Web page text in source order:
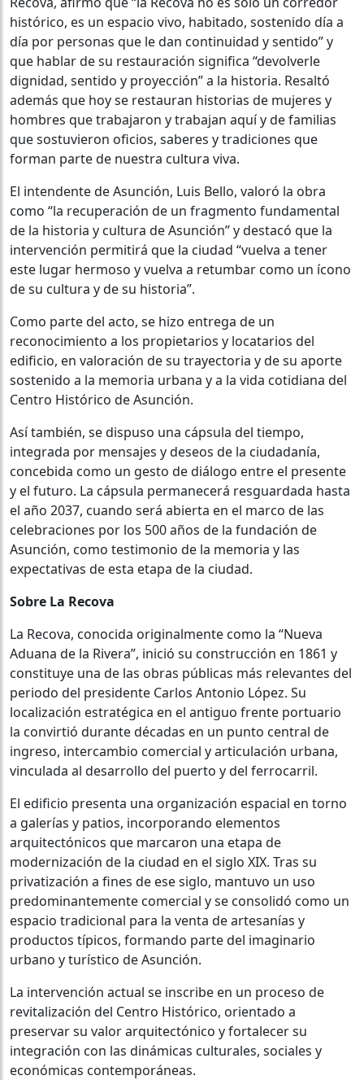
histórico, es un espacio vivo, habitado, sostenido día a
día por personas que le dan continuidad y sentido” y
que hablar de su restauración significa “devolverle
dignidad, sentido y proyección” a la historia. Resaltó
además que hoy se restauran historias de mujeres y
hombres que trabajaron y trabajan aquí y de familias
que sostuvieron oficios, saberes y tradiciones que
forman parte de nuestra cultura viva.
El intendente de Asunción, Luis Bello, valoró la obra
como “la recuperación de un fragmento fundamental
de la historia y cultura de Asunción” y destacó que la
intervención permitirá que la ciudad “vuelva a tener
este lugar hermoso y vuelva a retumbar como un ícono
de su cultura y de su historia”.
Como parte del acto, se hizo entrega de un
reconocimiento a los propietarios y locatarios del
edificio, en valoración de su trayectoria y de su aporte
sostenido a la memoria urbana y a la vida cotidiana del
Centro Histórico de Asunción.
Así también, se dispuso una cápsula del tiempo,
integrada por mensajes y deseos de la ciudadanía,
concebida como un gesto de diálogo entre el presente
y el futuro. La cápsula permanecerá resguardada hasta
el año 2037, cuando será abierta en el marco de las
celebraciones por los 500 años de la fundación de
Asunción, como testimonio de la memoria y las
expectativas de esta etapa de la ciudad.
Sobre La Recova
La Recova, conocida originalmente como la “Nueva
Aduana de la Rivera”, inició su construcción en 1861 y
constituye una de las obras públicas más relevantes del
periodo del presidente Carlos Antonio López. Su
localización estratégica en el antiguo frente portuario
la convirtió durante décadas en un punto central de
ingreso, intercambio comercial y articulación urbana,
vinculada al desarrollo del puerto y del ferrocarril.
El edificio presenta una organización espacial en torno
a galerías y patios, incorporando elementos
arquitectónicos que marcaron una etapa de
modernización de la ciudad en el siglo XIX. Tras su
privatización a fines de ese siglo, mantuvo un uso
predominantemente comercial y se consolidó como un
espacio tradicional para la venta de artesanías y
productos típicos, formando parte del imaginario
urbano y turístico de Asunción.
La intervención actual se inscribe en un proceso de
revitalización del Centro Histórico, orientado a
preservar su valor arquitectónico y fortalecer su
integración con las dinámicas culturales, sociales y
económicas contemporáneas.